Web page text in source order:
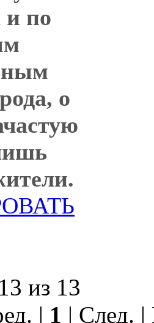
по
о
из 13
| 1 | След.